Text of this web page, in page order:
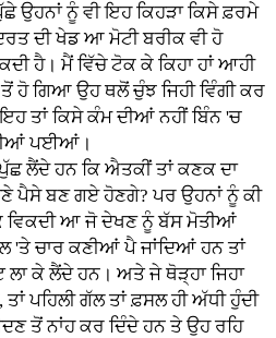
ਨੂੰ ਵੀ ਇਹ ਕਿਹੜਾ ਕਿਸੇ ਫ਼ਰਮੇ
ਦੀ ਖੇਡ ਆ ਮੋਟੀ ਬਰੀਕ ਵੀ ਹੋ
ਹੈ। ਮੈਂ ਵਿੱਚੇ ਟੋਕ ਕੇ ਕਿਹਾ ਹਾਂ ਆਹੀ
ਹੋ ਗਿਆ ਉਹ ਥਲੋਂ ਚੁੰਝ ਜਿਹੀ ਵਿੰਗੀ ਕਰ
ਤਾਂ ਕਿਸੇ ਕੰਮ ਦੀਆਂ ਨਹੀਂ ਬਿੰਨ 'ਚ
ਪਈਆਂ।
ਲੈਂਦੇ ਹਨ ਕਿ ਐਤਕੀਂ ਤਾਂ ਕਣਕ ਦਾ
ਪੈਸੇ ਬਣ ਗਏ ਹੋਣਗੇ? ਪਰ ਉਹਨਾਂ ਨੂੰ ਕੀ
ਵਿਕਦੀ ਆ ਜੋ ਦੇਖਣ ਨੂੰ ਬੱਸ ਮੋਤੀਆਂ
'ਤੇ ਚਾਰ ਕਣੀਆਂ ਪੈ ਜਾਂਦਿਆਂ ਹਨ ਤਾਂ
ਲਾ ਕੇ ਲੈਂਦੇ ਹਨ। ਅਤੇ ਜੇ ਥੋੜ੍ਹਾ ਜਿਹਾ
ਪਹਿਲੀ ਗੱਲ ਤਾਂ ਫ਼ਸਲ ਹੀ ਅੱਧੀ ਹੁੰਦੀ
ਤੋਂ ਨਾਂਹ ਕਰ ਦਿੰਦੇ ਹਨ ਤੇ ਉਹ ਰਹਿ